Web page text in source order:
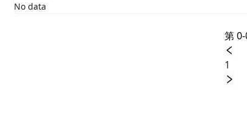
No data
第
1